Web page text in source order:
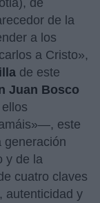
de la
a los
a Cristo»,
de este
Juan Bosco
este
generación
y de la
cuatro claves
autenticidad y